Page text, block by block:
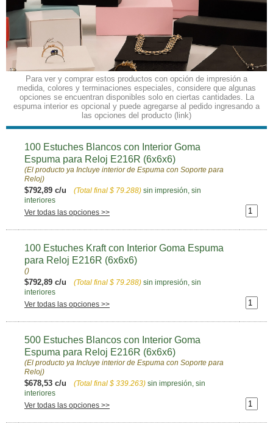
Para ver y comprar estos productos con opción de impresión a
medida, colores y terminaciones especiales, considere que algunas
opciones se encuentran disponibles solo en ciertas cantidades. La
espuma interior es opcional y puede agregarse al pedido ingresando a
las opciones del producto (link)
100 Estuches Blancos con Interior Goma
Espuma para Reloj E216R (6x6x6)
(El producto ya Incluye interior de Espuma con Soporte para
Reloj)
$792,89 c/u (Total final $ 79.288) sin impresión, sin
interiores
Ver todas las opciones >>
100 Estuches Kraft con Interior Goma Espuma
para Reloj E216R (6x6x6)
()
$792,89 c/u (Total final $ 79.288) sin impresión, sin
interiores
Ver todas las opciones >>
500 Estuches Blancos con Interior Goma
Espuma para Reloj E216R (6x6x6)
(El producto ya Incluye interior de Espuma con Soporte para
Reloj)
$678,53 c/u (Total final $ 339.263) sin impresión, sin
interiores
Ver todas las opciones >>